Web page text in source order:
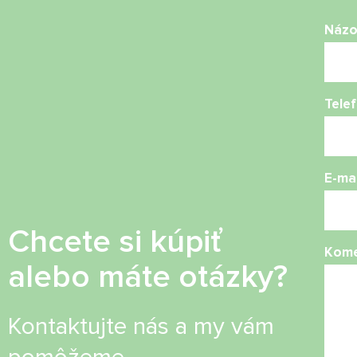
Chcete si kúpiť
alebo máte otázky?
Kontaktujte nás a my vám
E-